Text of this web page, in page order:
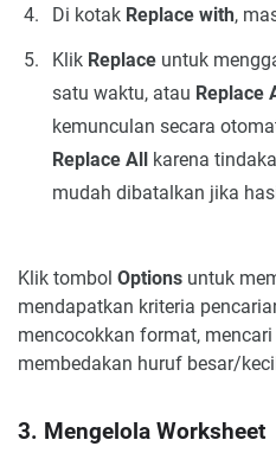
Di kotak Replace with,
Klik Replaceuntuk
satu waktu, atau Replace
kemunculan secara
Replace Allkarena
mudah dibatalkan jika
Klik tombol Options untuk
mendapatkan kriteria
mencocokkan format,
membedakan huruf besar/
3. Mengelola Worksheet